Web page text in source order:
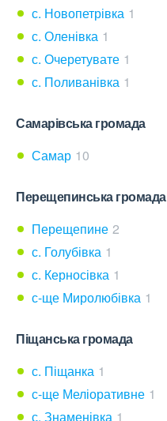
с. Новопетрівка 1
с. Оленівка 1
с. Очеретувате 1
с. Поливанівка 1
Самарівська громада
Самар 10
Перещепинська громада
Перещепине 2
с. Голубівка 1
с. Керносівка 1
с-ще Миролюбівка 1
Піщанська громада
с. Піщанка 1
с-ще Меліоративне 1
с. Знаменівка 1